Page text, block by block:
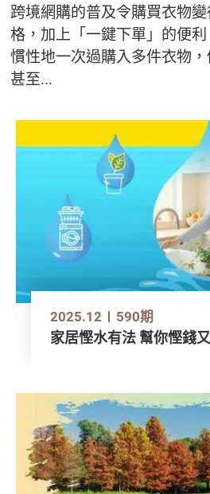
跨境網購的普及令購買衣物
格，加上「一鍵下單」的便
慣性地一次過購入多件衣物，
甚至...
2025.12 590期
家居慳水有法 幫你